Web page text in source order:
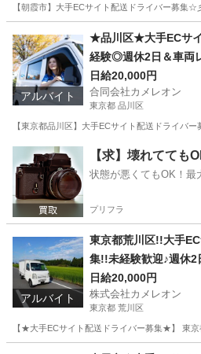
【朝霞市】大手ECサイト配送ドライバー募集
ドライバー 積み込み
アルバイト
★品川区★大手ECサ
経験◎週休2日＆車両
日給20,000円
合同会社カメレオン
東京都 品川区
【東京都品川区】大手ECサイト配送ドライバ
東京 品川区 ドライバー 積み込み
【求】壊れてても
状態が悪くてもOK！最
プリフラ
アルバイト
東京都荒川区!!大手
集!!未経験歓迎♪週休
日給20,000円
株式会社カメレオン
東京都 荒川区
【★大手ECサイト配送ドライバー募集★】 東